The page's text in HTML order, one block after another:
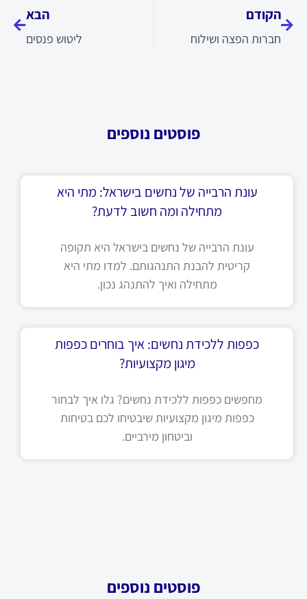
הקודם
חברות הפצה ושילוח
הבא
ליטוש פנסים
פוסטים נוספים
עונת הרבייה של נחשים בישראל: מתי היא
מתחילה ומה חשוב לדעת?
עונת הרבייה של נחשים בישראל היא תקופה
קריטית להבנת התנהגותם. למדו מתי היא
מתחילה ואיך להתנהג נכון.
כפפות ללכידת נחשים: איך בוחרים כפפות
מיגון מקצועיות?
מחפשים כפפות ללכידת נחשים? גלו איך לבחור
כפפות מיגון מקצועיות שיבטיחו לכם בטיחות
וביטחון מירביים.
פוסטים נוספים